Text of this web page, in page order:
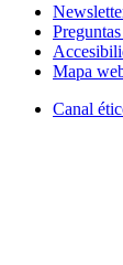
Mapa
Canal